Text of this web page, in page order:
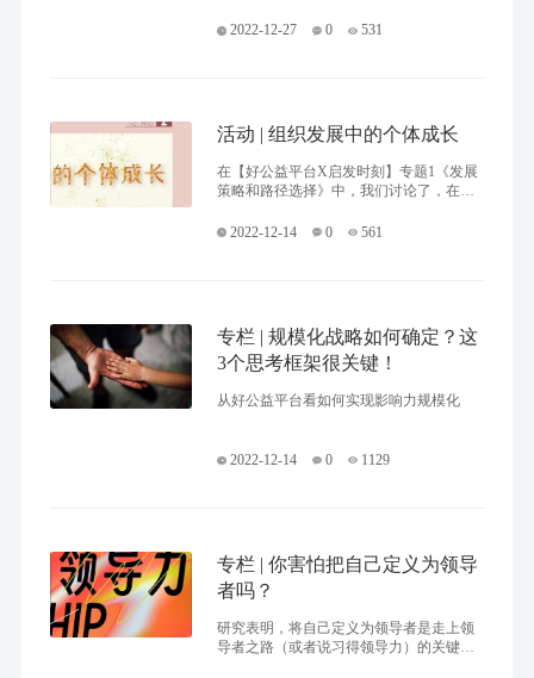
2022-12-27
0 531
活动 | 组织发展中的个体成长
在【好公益平台X启发时刻】专题1《发展
策略和路径选择》中，我们讨论了，在高
如何与自己所处的系统互动，并洞察变
与压力，转变与超越。
2022-12-14 0 561
专栏 | 规模化战略如何确定？这
3个思考框架很关键！
从好公益平台看如何实现影响力规模化
2022-12-14 0 1129
专栏 | 你害怕把自己定义为领导
者吗？
研究表明，将自己定义为领导者是走上领
导者之路（或者说习得领导力）的关键第